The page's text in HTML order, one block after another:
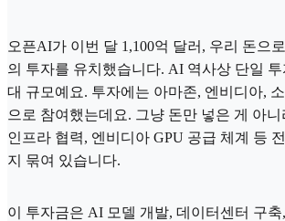
오픈AI가 이번 달 1,100억 달러, 우리 돈으
의 투자를 유치했습니다. AI 역사상 단일 투
대 규모예요. 투자에는 아마존, 엔비디아,
으로 참여했는데요. 그냥 돈만 넣은 게 아니
인프라 협력, 엔비디아 GPU 공급 체계 등
지 묶여 있습니다.
이 투자금은 AI 모델 개발, 데이터센터 구